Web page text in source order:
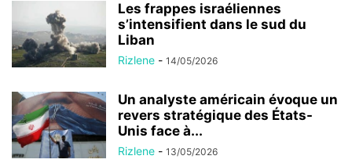
Les frappes israéliennes
s’intensifient dans le sud du
Liban
Rizlene - 14/05/2026
Un analyste américain évoque un
revers stratégique des États-
Unis face à...
Rizlene - 13/05/2026